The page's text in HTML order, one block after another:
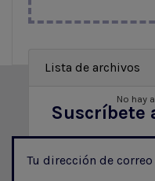
Lista de archivos
No hay
Suscríbete